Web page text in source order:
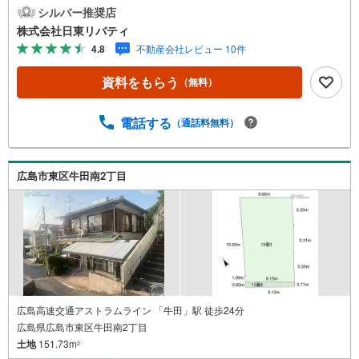
くの日東リバティへ!!チラシやネット広告に載っていない物
件もご紹介できます。広島市内はもちろん廿日市から呉・
東広島まで6000物件の豊富な情報量!!「実際に自分自身が
住む家を見て納得して買いたい」広告では分かり難い物件
の長所や短所を現地でご確認できます。お気軽にお問い合
わせ下さい。TV電話やLINE等でオンライン案内も可能で
を大切に」をモットーに、創業以来多くのお客様に信頼と
ることができました。「人と人、心と心」これからもこの
精神を大切に、お客様へのサポートをさせて頂きます。株
式会社日東リバティ〒732-0818広島市南区段原日出2丁目2-
22-2F
シルバー推奨店
株式会社日東リバティ
4.8 不動産会社レビュー 10件
資料をもらう （無料）
電話する （通話料無料）
広島市東区牛田南2丁目
広島高速交通アストラムライン 「牛田」駅 徒歩24分
広島県広島市東区牛田南2丁目
土地151.73m2